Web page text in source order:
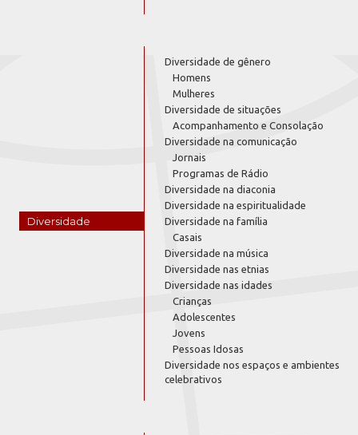
Diversidade
Diversidade de gênero
Homens
Mulheres
Diversidade de situações
Acompanhamento e Consolação
Diversidade na comunicação
Jornais
Programas de Rádio
Diversidade na diaconia
Diversidade na espiritualidade
Diversidade na família
Casais
Diversidade na música
Diversidade nas etnias
Diversidade nas idades
Crianças
Adolescentes
Jovens
Pessoas Idosas
Diversidade nos espaços e ambientes
celebrativos